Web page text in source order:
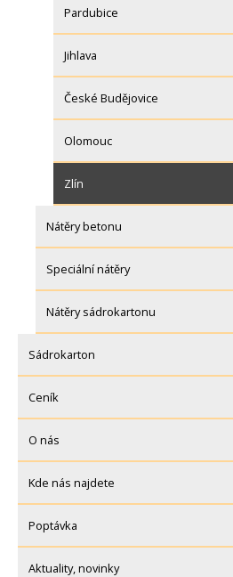
Pardubice
Jihlava
České Budějovice
Olomouc
Zlín
Nátěry betonu
Speciální nátěry
Nátěry sádrokartonu
Sádrokarton
Ceník
O nás
Kde nás najdete
Poptávka
Aktuality, novinky